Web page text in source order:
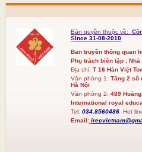
Bản quyền thuộc về:
SInce 31-08-2010
Ban truyền thông quan
Phụ trách biên tập : Nhà
Địa chỉ: T 16 Hàn Việt
Văn phòng 1:Tầng 2 số
Hà Nội
Văn phòng 2:489
International royal
Tel:034.8560486Hot
Email: